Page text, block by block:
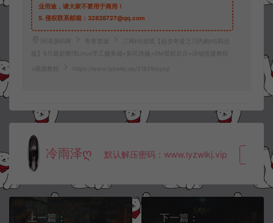
业用途，请大家不要用于商用！
5. 侵权联系邮箱：32838727@qq.com
阿泽源码网 寄售资源
三网H5游戏【超变奇迹之刃内购H5商业
版】9月最新整理Linux手工服务端+多区跨服+GM授权后台+详细搭建教程
+视频教程 https://www.lyzwlkj.vip/21829/syzy/
冷雨泽ღ 默认解压密码：www.lyzwlkj.vip 复
上一篇：
下一篇：